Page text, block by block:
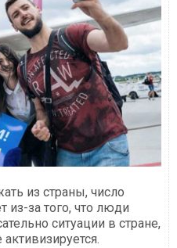
из страны, число
из-за того, что люди
ситуации в стране,